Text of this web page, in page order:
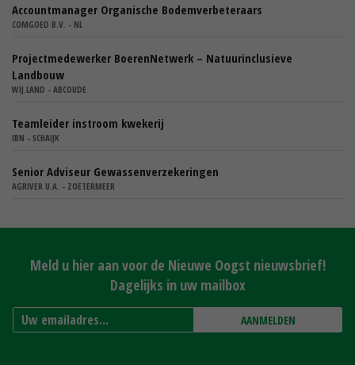
Accountmanager Organische Bodemverbeteraars
COMGOED B.V. - NL
Projectmedewerker BoerenNetwerk – Natuurinclusieve
Landbouw
WIJ.LAND - ABCOUDE
Teamleider instroom kwekerij
IBN - SCHAIJK
Senior Adviseur Gewassenverzekeringen
AGRIVER U.A. - ZOETERMEER
Meld u hier aan voor de Nieuwe Oogst nieuwsbrief!
Dagelijks in uw mailbox
AANMELDEN